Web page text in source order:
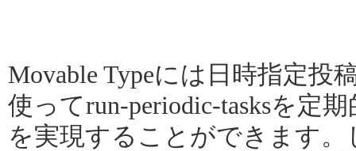
Movable Typeには日時指定投
使ってrun-periodic-tasksを定
を実現することができます